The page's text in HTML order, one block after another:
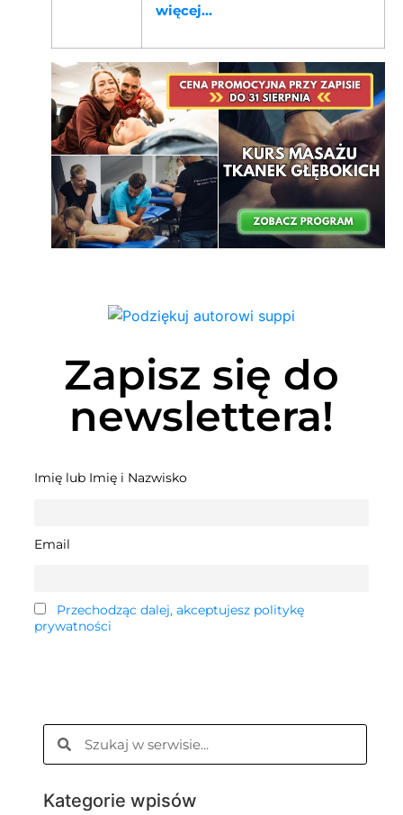
więcej...
Zapisz się do
newslettera!
Imię lub Imię i Nazwisko
Email
Przechodząc dalej, akceptujesz politykę
prywatności
Kategorie wpisów